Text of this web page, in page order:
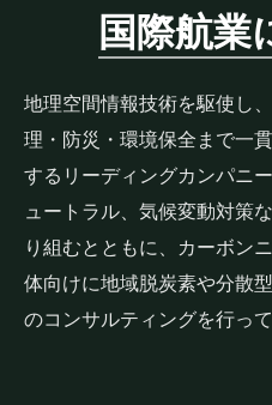
国際航業
地理空間情報技術を駆使し
理・防災・環境保全まで一
するリーディングカンパニ
ュートラル、気候変動対策
り組むとともに、カーボン
体向けに地域脱炭素や分散
のコンサルティングを行って